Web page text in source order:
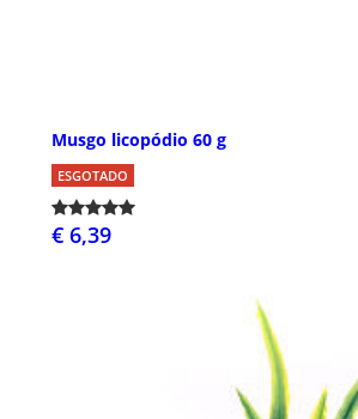
Musgo licopódio 60 g
ESGOTADO
€ 6,39